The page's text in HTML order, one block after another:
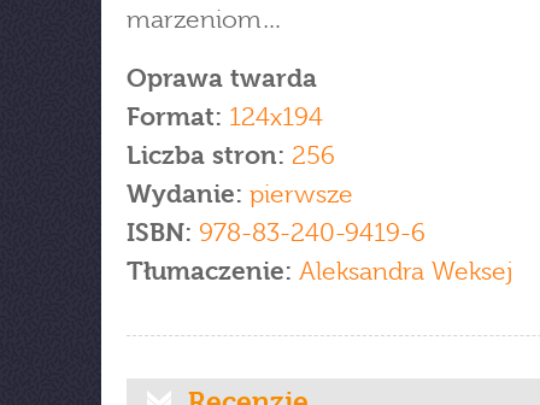
marzeniom…
Oprawa twarda
Format: 124x194
Liczba stron: 256
Wydanie: pierwsze
ISBN: 978-83-240-9419-6
Tłumaczenie: Aleksandra Weksej